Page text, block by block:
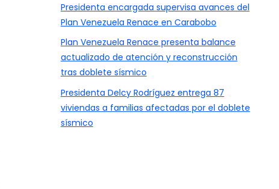
Presidenta encargada supervisa avances del
Plan Venezuela Renace en Carabobo
Plan Venezuela Renace presenta balance
actualizado de atención y reconstrucción
tras doblete sísmico
Presidenta Delcy Rodríguez entrega 87
viviendas a familias afectadas por el doblete
sísmico